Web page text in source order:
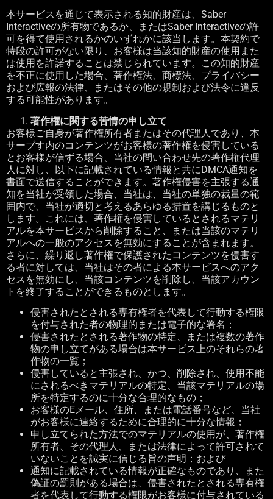
本サービスを通じて表示される知的財産は、 Saber
Interactiveの所有物であるか、またはSaber Interactiveの許
可を得て使用されるかのいずれかに該当します。本契約で
特段の許可がない限り、お客様は当該知的財産の使用また
は使用を許諾することは禁じられています。この知的財産
を不正に使用した場合、著作権法、商標法、プライバシー
および広報の法律、またはその他の規制および法令に違反
する可能性があります。
著作権に関する苦情の申し立て
お客様ご自身が著作権所有者またはその代理人であり、本
サーブす内のコンテンツがお客様の著作権を侵害している
とお客様が信ずる場合、当社の問い合わせ先の著作権代理
人に対し、以下に記載されている情報と共にDMCA通知を
書面で送信することができます。著作権侵害を主張する通
知を当社が受領した場合、当社は、当社の単独の裁量の範
囲内で、当社が適切と考えるあらゆる措置を講じるものと
します。これには、著作権を侵害しているとされるマテリ
アルを本サービスから削除すること、または当該のマテリ
アルへの一般のアクセスを無効にすることが含まれます。
さらに、繰り返し著作権で保護されたコンテンツを侵害す
る者に対しては、当社はその者による本サービスへのアク
セスを無効にし、当該コンテンツを削除し、当該アカウン
トを終了することができるものとします。
侵害されたとされる専有権者を代表して行動する権限
を付与された者の物理的または電子的な署名；
侵害されたとされる著作物の特定、または複数の著作
物の申し立てがある場合は本サービス上のそれらの著
作物の一覧；
侵害していると主張され、かつ、削除され、使用不能
にされるべきマテリアルの特定、当該マテリアルの場
所を特定するのに十分な合理的なもの；
お客様のEメール、住所、または電話番号など、当社
がお客様に連絡するために合理的に十分な情報；
申し立てられた方法でのマテリアルの使用が、著作権
所有者、その代理人、または法律によって許可されて
いないことを誠実に信じる旨の声明；および
通知に記載されている情報が正確なものであり、また
偽証の罰則がある場合は、侵害されたとされる専有権
者を代表して行動する権限がお客様に付与されている